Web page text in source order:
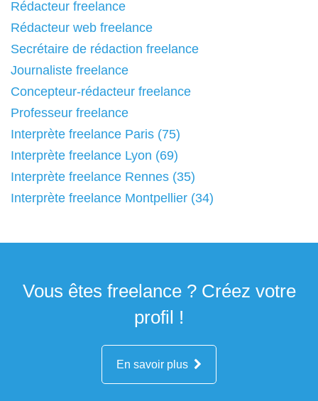
Rédacteur freelance
Rédacteur web freelance
Secrétaire de rédaction freelance
Journaliste freelance
Concepteur-rédacteur freelance
Professeur freelance
Interprète freelance Paris (75)
Interprète freelance Lyon (69)
Interprète freelance Rennes (35)
Interprète freelance Montpellier (34)
Vous êtes freelance ? Créez votre
profil !
En savoir plus